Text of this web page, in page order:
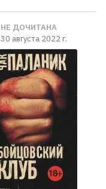
НЕ ДОЧИТАНА
30 августа 2022 г.